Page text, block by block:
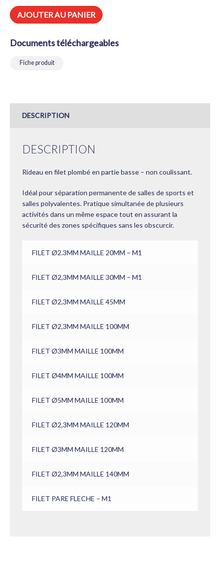
–
FILET
COULISSANT
AJOUTER AU PANIER
Documents téléchargeables
Fiche produit
DESCRIPTION
DESCRIPTION
Rideau en filet plombé en partie basse – non coulissant.
Idéal pour séparation permanente de salles de sports et
salles polyvalentes. Pratique simultanée de plusieurs
activités dans un même espace tout en assurant la
sécurité des zones spécifiques sans les obscurcir.
FILET Ø2.3MM MAILLE 20MM – M1
FILET Ø2,3MM MAILLE 30MM – M1
FILET Ø2,3MM MAILLE 45MM
FILET Ø2,3MM MAILLE 100MM
FILET Ø3MM MAILLE 100MM
FILET Ø4MM MAILLE 100MM
FILET Ø5MM MAILLE 100MM
FILET Ø2,3MM MAILLE 120MM
FILET Ø3MM MAILLE 120MM
FILET Ø2,3MM MAILLE 140MM
FILET PARE FLECHE – M1